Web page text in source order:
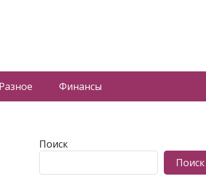
Разное Финансы
Поиск
Поиск